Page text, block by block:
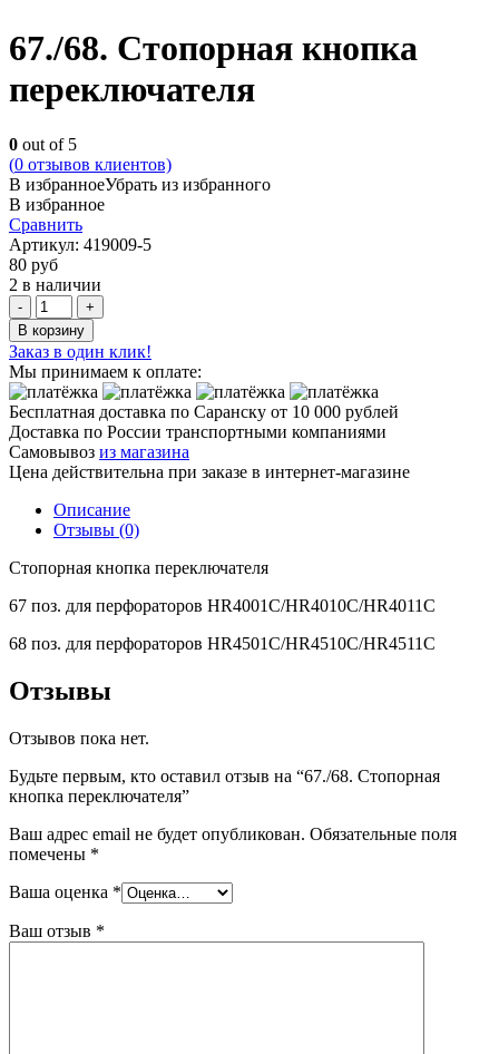
67./68. Стопорная кнопка
переключателя
0 out of 5
(0 отзывов клиентов)
В избранноеУбрать из избранного
В избранное
Сравнить
Артикул: 419009-5
80 руб
2 в наличии
Quantity
В корзину
Заказ в один клик!
Мы принимаем к оплате:
Бесплатная доставка по Саранску от 10 000 рублей
Доставка по России транспортными компаниями
Самовывоз из магазина
Цена действительна при заказе в интернет-магазине
Описание
Отзывы (0)
Стопорная кнопка переключателя
67 поз. для перфораторов HR4001C/HR4010C/HR4011C
68 поз. для перфораторов HR4501C/HR4510C/HR4511C
Отзывы
Отзывов пока нет.
Будьте первым, кто оставил отзыв на “67./68. Стопорная
кнопка переключателя”
Ваш адрес email не будет опубликован. Обязательные поля
помечены *
Ваша оценка *
Ваш отзыв *